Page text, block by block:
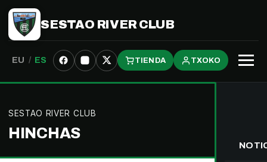
SESTAO RIVER CLUB
EU / ES TIENDA TXOKO
SESTAO RIVER CLUB
HINCHAS